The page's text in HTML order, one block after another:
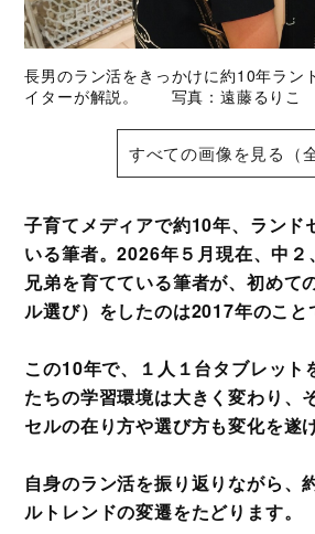
長男のラン活をきっかけに約10年ラン
イターが解説。 写真：遠藤るりこ
すべての画像を見る（
子育てメディアで約10年、ランド
いる筆者。2026年５月現在、中
兄弟を育てている筆者が、初めて
ル選び）をしたのは2017年のこと
この10年で、１人１台タブレット
たちの学習環境は大きく変わり、
セルの在り方や選び方も変化を遂
自身のラン活を振り返りながら、
ルトレンドの変遷をたどります。